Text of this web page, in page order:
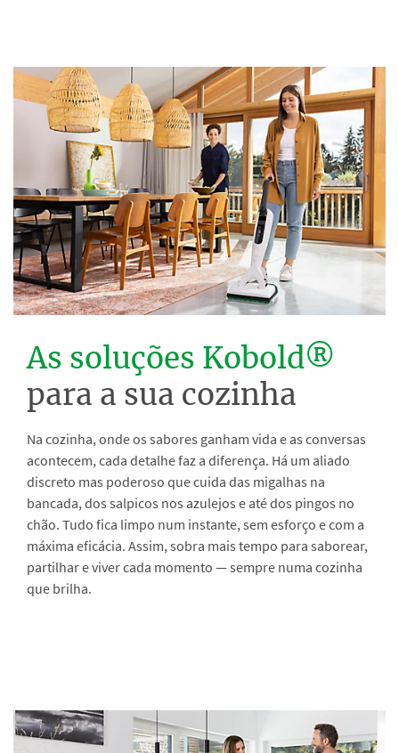
As soluções Kobold®
para a sua cozinha
Na cozinha, onde os sabores ganham vida e as conversas
acontecem, cada detalhe faz a diferença. Há um aliado
discreto mas poderoso que cuida das migalhas na
bancada, dos salpicos nos azulejos e até dos pingos no
chão. Tudo fica limpo num instante, sem esforço e com a
máxima eficácia. Assim, sobra mais tempo para saborear,
partilhar e viver cada momento — sempre numa cozinha
que brilha.